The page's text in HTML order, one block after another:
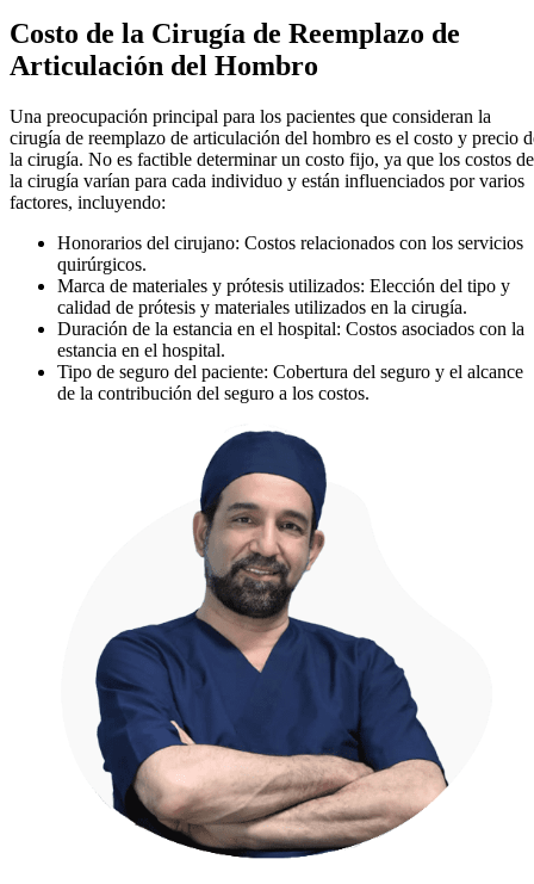
Costo de la Cirugía de Reemplazo de
Articulación del Hombro
Una preocupación principal para los pacientes que consideran la
cirugía de reemplazo de articulación del hombro es el costo y precio
la cirugía. No es factible determinar un costo fijo, ya que los costos de
la cirugía varían para cada individuo y están influenciados por varios
factores, incluyendo:
Honorarios del cirujano: Costos relacionados con los servicios
quirúrgicos.
Marca de materiales y prótesis utilizados: Elección del tipo y
calidad de prótesis y materiales utilizados en la cirugía.
Duración de la estancia en el hospital: Costos asociados con la
estancia en el hospital.
Tipo de seguro del paciente: Cobertura del seguro y el alcance
de la contribución del seguro a los costos.